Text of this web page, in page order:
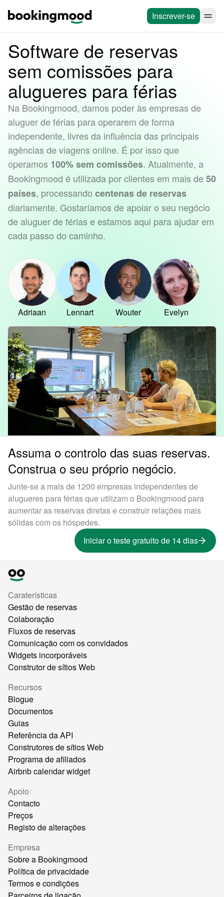
Inscrever-se
Software de reservas
sem comissões para
alugueres para férias
Na Bookingmood, damos poder às empresas de
aluguer de férias para operarem de forma
independente, livres da influência das principais
agências de viagens online. É por isso que
operamos 100% sem comissões. Atualmente, a
Bookingmood é utilizada por clientes em mais de50
países, processando centenas de reservas
diariamente. Gostaríamos de apoiar o seu negócio
de aluguer de férias e estamos aqui para ajudar em
cada passo do caminho.
Adriaan Lennart Wouter Evelyn
Assuma o controlo das suas reservas.
Construa o seu próprio negócio.
Junte-se a mais de 1200 empresas independentes de
alugueres para férias que utilizam o Bookingmood para
aumentar as reservas diretas e construir relações mais
sólidas com os hóspedes.
Iniciar o teste gratuito de 14 dias
Caraterísticas
Gestão de reservas
Colaboração
Fluxos de reservas
Comunicação com os convidados
Widgets incorporáveis
Construtor de sítios Web
Recursos
Blogue
Documentos
Guias
Referência da API
Construtores de sítios Web
Programa de afiliados
Airbnb calendar widget
Apoio
Contacto
Preços
Registo de alterações
Empresa
Sobre a Bookingmood
Política de privacidade
Termos e condições